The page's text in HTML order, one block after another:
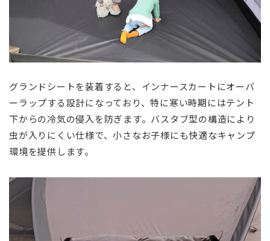
グランドシートを装着すると、インナースカートにオーバ
ーラップする設計になっており、特に寒い時期にはテント
下からの冷気の侵入を防ぎます。バスタブ型の構造により
虫が入りにくい仕様で、小さなお子様にも快適なキャンプ
環境を提供します。